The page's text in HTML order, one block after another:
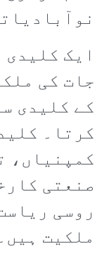
ایک
جات کی
کے کلیدی
کرتا۔
کمپنیاں،
صنعتی
روسی
ملکیت